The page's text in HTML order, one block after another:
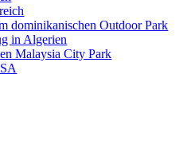
dominikanischen Outdoor Park
in Algerien
Malaysia City Park